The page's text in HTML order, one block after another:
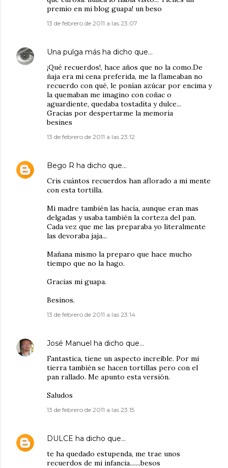
premio en mi blog guapa! un beso
13 de febrero de 2011 a las 23:07
Una pulga más ha dicho que…
¡Qué recuerdos!, hace años que no la como.De
ñaja era mi cena preferida, me la flameaban no
recuerdo con qué, le ponían azúcar por encima y
la quemaban me imagino con coñac o
aguardiente, quedaba tostadita y dulce...
Gracias por despertarme la memoria
besines
13 de febrero de 2011 a las 23:12
Bego R ha dicho que…
Cris cuántos recuerdos han aflorado a mi mente
con esta tortilla.
Mi madre también las hacía, aunque eran mas
delgadas y usaba también la corteza del pan.
Cada vez que me las preparaba yo literalmente
las devoraba jaja...
Mañana mismo la preparo que hace mucho
tiempo que no la hago.
Gracias mi guapa.
Besinos.
13 de febrero de 2011 a las 23:14
José Manuel ha dicho que…
Fantastica, tiene un aspecto increible. Por mi
tierra también se hacen tortillas pero con el
pan rallado. Me apunto esta versión.
Saludos
13 de febrero de 2011 a las 23:15
DULCE ha dicho que…
te ha quedado estupenda, me trae unos
recuerdos de mi infancia.......besos